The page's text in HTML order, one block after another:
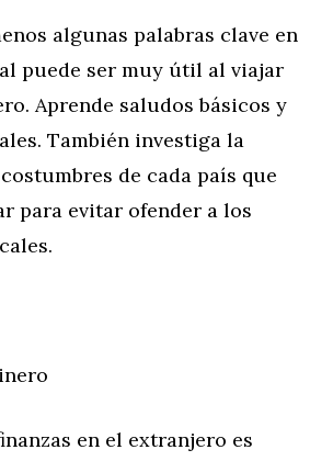
algunas palabras clave en
puede ser muy útil al viajar
Aprende saludos básicos y
También investiga la
de cada país que
para evitar ofender a los
en el extranjero es